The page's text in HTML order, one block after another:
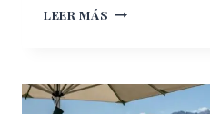
LEER MÁS HOTEL
LA
MIRADA